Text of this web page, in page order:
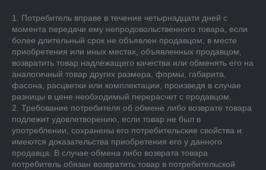
1. Потребитель вправе в течение четырнадцати дней с
момента передачи ему непродовольственного товара, если
более длительный срок не объявлен продавцом, в месте
приобретения или иных местах, объявленных продавцом,
возвратить товар надлежащего качества или обменять его на
аналогичный товар других размера, формы, габарита,
фасона, расцветки или комплектации, произведя в случае
разницы в цене необходимый перерасчет с продавцом.
2. Требование потребителя об обмене либо возврате товара
подлежит удовлетворению, если товар не был в
употреблении, сохранены его потребительские свойства и
имеются доказательства приобретения его у данного
продавца. В случае обмена либо возврата товара
потребитель обязан возвратить товар в потребительской